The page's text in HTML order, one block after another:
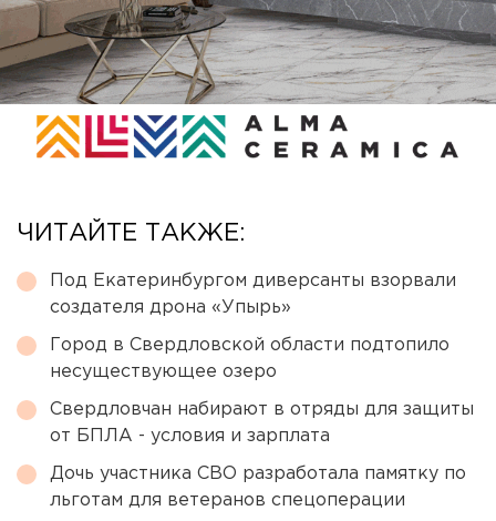
ЧИТАЙТЕ ТАКЖЕ:
Под Екатеринбургом диверсанты взорвали
создателя дрона «Упырь»
Город в Свердловской области подтопило
несуществующее озеро
Свердловчан набирают в отряды для защиты
от БПЛА - условия и зарплата
Дочь участника СВО разработала памятку по
льготам для ветеранов спецоперации